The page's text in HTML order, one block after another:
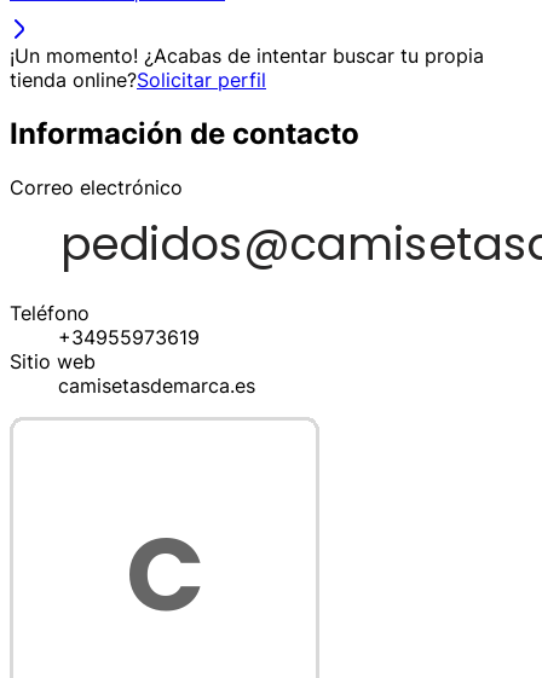
¡Un momento! ¿Acabas de intentar buscar tu propia
tienda online?Solicitar perfil
Información de contacto
Correo electrónico
Teléfono
+34955973619
Sitio web
camisetasdemarca.es